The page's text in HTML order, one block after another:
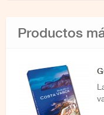
Productos